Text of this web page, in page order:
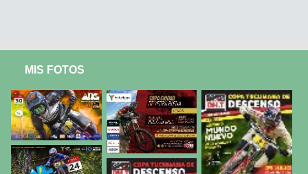
MIS FOTOS